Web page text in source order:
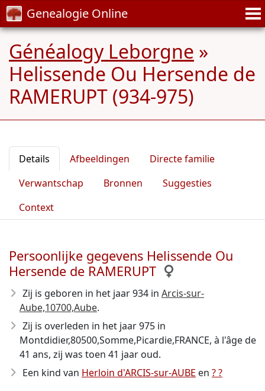
Genealogie Online
Généalogy Leborgne »
Helissende Ou Hersende de
RAMERUPT (934-975)
Details Afbeeldingen
Directe familie
Verwantschap
Bronnen
Suggesties
Context
Persoonlijke gegevens Helissende Ou
Hersende de RAMERUPT
Zij is geboren in het jaar 934 in Arcis-sur-
Aube,10700,Aube.
Zij is overleden in het jaar 975 in
Montdidier,80500,Somme,Picardie,FRANCE, à l'âge de
41 ans, zij was toen 41 jaar oud.
Een kind van Herloin d'ARCIS-sur-AUBE en ? ?